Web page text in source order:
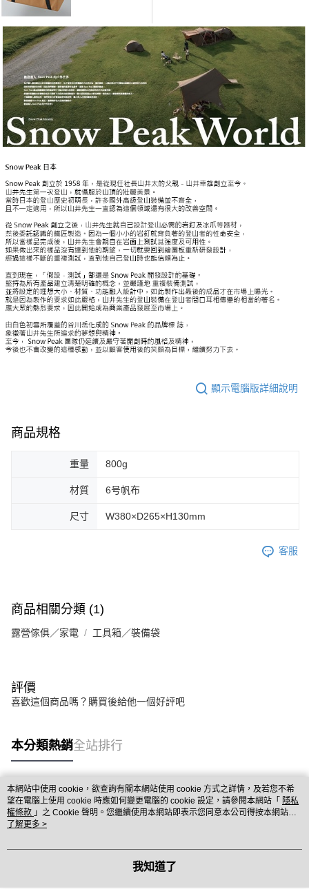
顯示電腦版詳細說明
商品規格
重量 800g
材質 6号帆布
尺寸 W380×D265×H130mm
客服
商品相關分類 (1)
露營傢俱／家電 工具箱／裝備袋
評價
喜歡這個商品嗎？購買後給他一個好評吧
本分類熱銷全站排行
熱門標籤
本網站中使用 cookie，欲查詢有關本網站使用 cookie 方式之詳情，及若您不希
望在電腦上使用 cookie 時應如何變更電腦的 cookie 設定，請參閱本網站「 隱私
權條款 」之 Cookie 聲明。您繼續使用本網站即表示您同意本公司得按本網站使
用條款之 Cookie 聲明使用 cookie。
了解更多 >
我知道了